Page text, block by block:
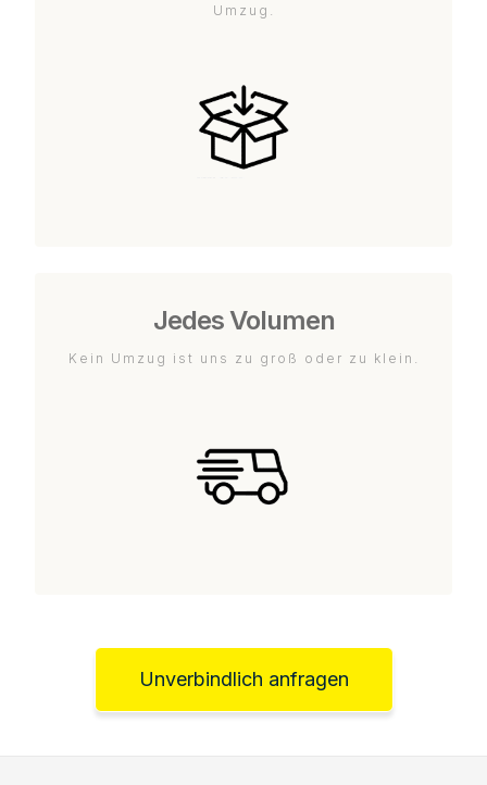
Umzug.
Jedes Volumen
Kein Umzug ist uns zu groß oder zu klein.
Unverbindlich anfragen